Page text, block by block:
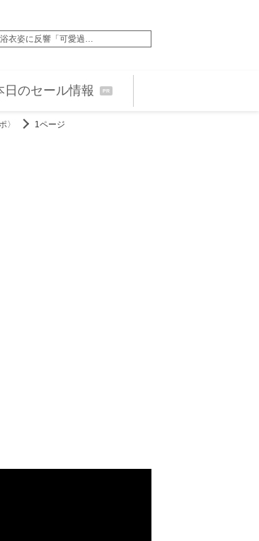
叩きなおす！ 『男磨…
日のセール情報 PR
〉 1ページ